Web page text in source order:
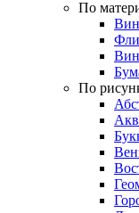
По
По